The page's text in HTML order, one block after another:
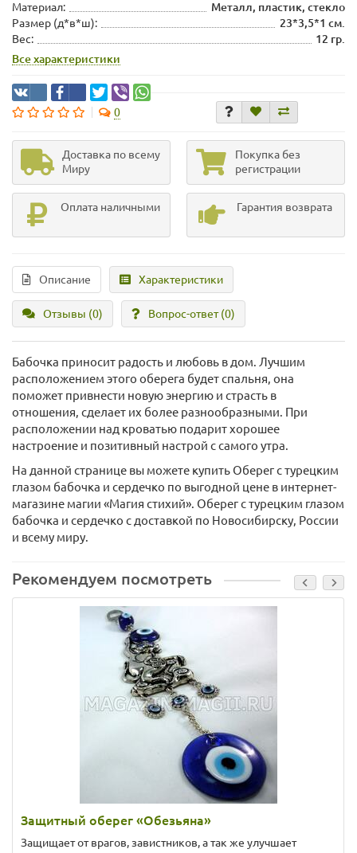
Материал:
Металл, пластик, стекло
Размер (д*в*ш):
23*3,5*1 см.
Вес:
12 гр.
Все характеристики
0
Доставка по всему
Миру
Покупка без
регистрации
Оплата наличными Гарантия возврата
Описание Характеристики
Отзывы (0) Вопрос-ответ(0)
Бабочка приносит радость и любовь в дом. Лучшим
расположением этого оберега будет спальня, она
поможет привнести новую энергию и страсть в
отношения, сделает их более разнообразными. При
расположении над кроватью подарит хорошее
настроение и позитивный настрой с самого утра.
На данной странице вы можете купить Оберег с турецким
глазом бабочка и сердечко по выгодной цене в интернет-
магазине магии «Магия стихий». Оберег с турецким глазом
бабочка и сердечко с доставкой по Новосибирску, России
и всему миру.
Рекомендуем посмотреть
Защитный оберег «Обезьяна»
Защищает от врагов, завистников, а так же улучшает